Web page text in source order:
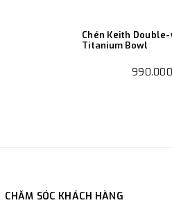
Chén Keith
Titanium Bowl
CHĂM SÓC KHÁCH HÀNG